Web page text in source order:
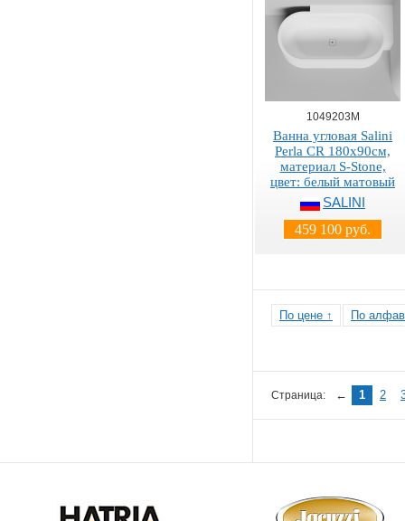
1049203M
Ванна угловая Salini
Perla CR 180x90см,
материал S-Stone,
цвет: белый матовый
SALINI
459 100 руб.
По цене ↑ По
Страница: ← 1 2